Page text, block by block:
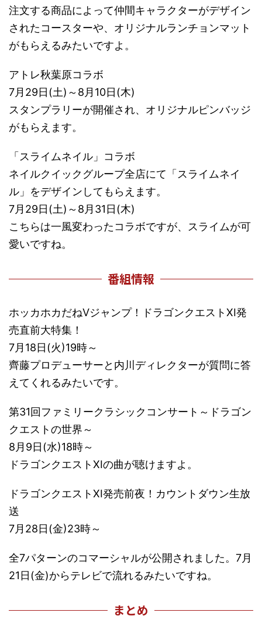
注文する商品によって仲間キャラクターがデザイン
されたコースターや、オリジナルランチョンマット
がもらえるみたいですよ。
アトレ秋葉原コラボ
7月29日(土)～8月10日(木)
スタンプラリーが開催され、オリジナルピンバッジ
がもらえます。
「スライムネイル」コラボ
ネイルクイックグループ全店にて「スライムネイ
ル」をデザインしてもらえます。
7月29日(土)～8月31日(木)
こちらは一風変わったコラボですが、スライムが可
愛いですね。
番組情報
ホッカホカだねVジャンプ！ドラゴンクエストXI発
売直前大特集！
7月18日(火)19時～
齊藤プロデューサーと内川ディレクターが質問に答
えてくれるみたいです。
第31回ファミリークラシックコンサート～ドラゴン
クエストの世界～
8月9日(水)18時～
ドラゴンクエストXIの曲が聴けますよ。
ドラゴンクエストXI発売前夜！カウントダウン生放
送
7月28日(金)23時～
全7パターンのコマーシャルが公開されました。7月
21日(金)からテレビで流れるみたいですね。
まとめ